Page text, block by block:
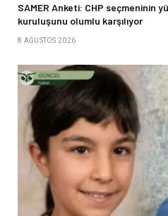
SAMER Anketi: CHP seçmeninin
kuruluşunu olumlu karşılıyor
8 AĞUSTOS 2026